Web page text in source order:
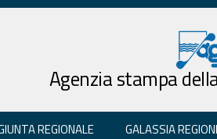
Agenzia stampa
REGIONALE GALASSIA